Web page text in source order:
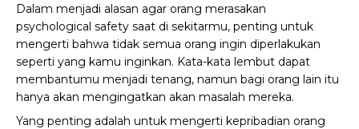
Dalam menjadi alasan agar orang merasakan
psychological safety saat di sekitarmu, penting untuk
mengerti bahwa tidak semua orang ingin diperlakukan
seperti yang kamu inginkan. Kata-kata lembut dapat
membantumu menjadi tenang, namun bagi orang lain itu
hanya akan mengingatkan akan masalah mereka.
Yang penting adalah untuk mengerti kepribadian orang